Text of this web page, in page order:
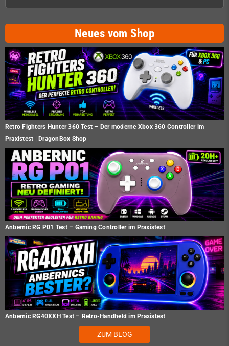
Neues vom Shop
Retro Fighters Hunter 360 Test – Der moderne Xbox 360 Controller im
Praxistest | DragonBox Shop
Anbernic RG P01 Test – Gaming Controller im Praxistest
Anbernic RG40XXH Test – Retro-Handheld im Praxistest
ZUM BLOG